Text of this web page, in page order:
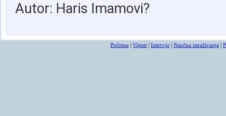
Autor: Haris Imamovi?
Početna | Vijesti | Intervju | Naučna istraživanja |